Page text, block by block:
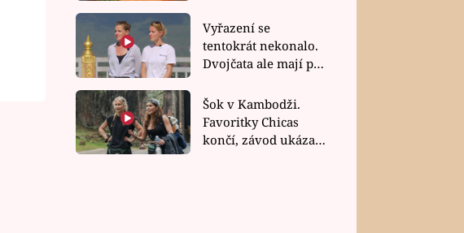
rychlé recepty
Vyřazení se
tentokrát nekonalo.
Dvojčata ale mají po
závodu nůž na krku
Šok v Kambodži.
Favoritky Chicas
končí, závod ukázal